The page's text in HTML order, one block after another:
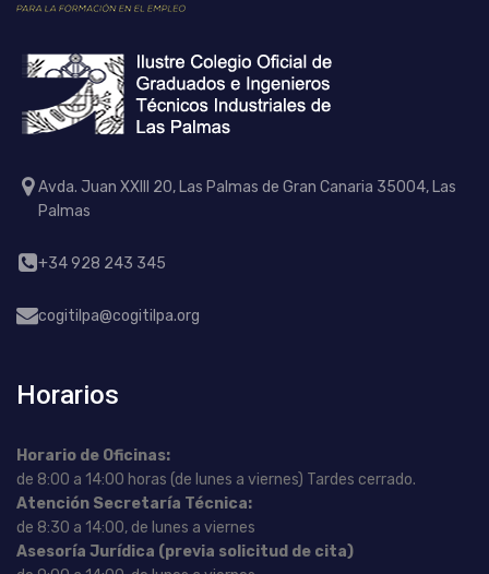
Avda. Juan XXIII 20, Las Palmas de Gran Canaria 35004, Las
Palmas
+34 928 243 345
cogitilpa@cogitilpa.org
Horarios
Horario de Oficinas:
de 8:00 a 14:00 horas (de lunes a viernes) Tardes cerrado.
Atención Secretaría Técnica:
de 8:30 a 14:00, de lunes a viernes
Asesoría Jurídica (previa solicitud de cita)